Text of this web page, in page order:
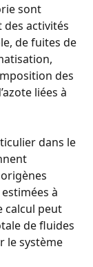
sont
des activités
de fuites de
des
liées à
dans le
à
calcul peut
de fluides
le système